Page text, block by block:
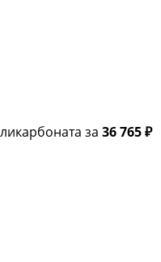
за 36 765 ₽